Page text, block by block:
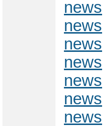
news
news
news
news
news
news
news